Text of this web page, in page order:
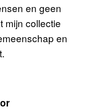
en geen
mijn collectie
en